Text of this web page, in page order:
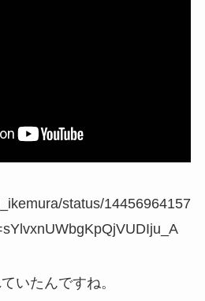
status/14456964157
いたんですね。